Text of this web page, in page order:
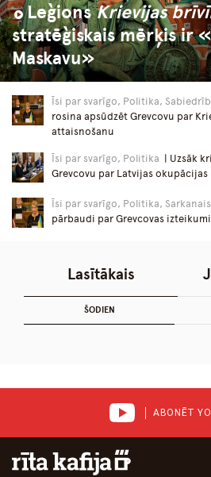
LeģionsKrievijas
stratēģiskais mērķis ir
Maskavu»
Īsi par svarīgo, Politika,
rosina apsūdzēt Grevcovu par
attaisnošanu
Īsi par svarīgo, Politika | Uzsāk
Grevcovu par Latvijas
Īsi par svarīgo, Politika,
pārbaudi par Grevcovas
Lasītākais
ŠODIEN
ABONĒT